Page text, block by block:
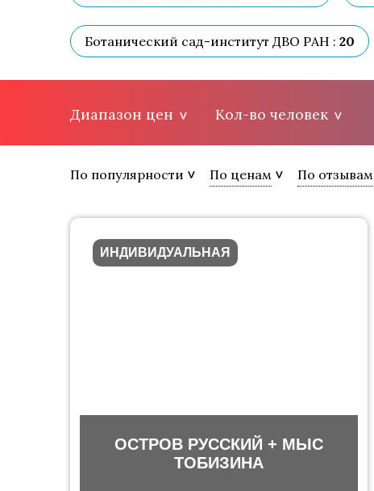
Ботанический сад-институт ДВО РАН : 20
Диапазон цен Кол-во человек
По популярности По ценам По отзывам
ИНДИВИДУАЛЬНАЯ
ОСТРОВ РУССКИЙ + МЫС
ТОБИЗИНА